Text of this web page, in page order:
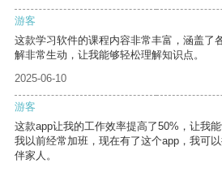
游客
这款学习软件的课程内容非常丰富，涵盖了
解非常生动，让我能够轻松理解知识点。
2025-06-10
游客
这款app让我的工作效率提高了50%，让我
我以前经常加班，现在有了这个app，我可
伴家人。